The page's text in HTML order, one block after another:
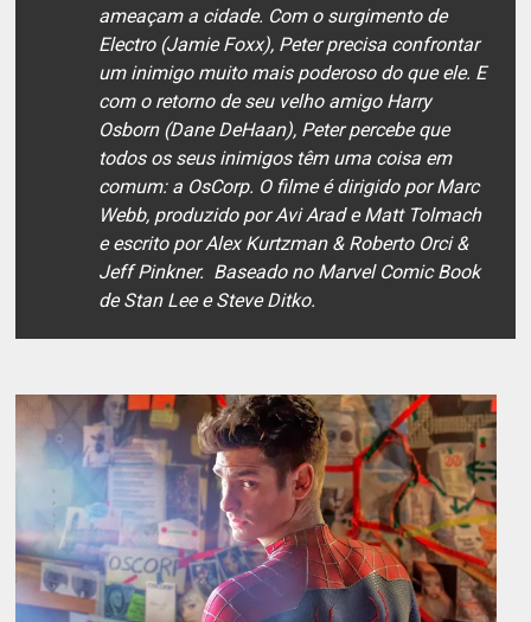
ameaçam a cidade. Com o surgimento de
Electro (Jamie Foxx), Peter precisa confrontar
um inimigo muito mais poderoso do que ele. E
com o retorno de seu velho amigo Harry
Osborn (Dane DeHaan), Peter percebe que
todos os seus inimigos têm uma coisa em
comum: a OsCorp. O filme é dirigido por Marc
Webb, produzido por Avi Arad e Matt Tolmach
e escrito por Alex Kurtzman & Roberto Orci &
Jeff Pinkner. Baseado no Marvel Comic Book
de Stan Lee e Steve Ditko.